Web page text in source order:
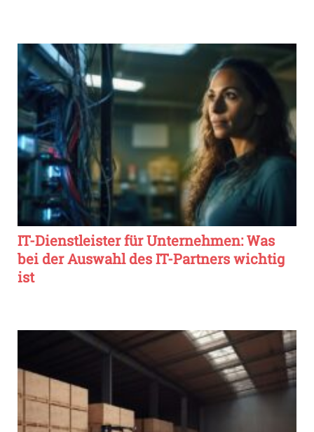
IT-Dienstleister für Unternehmen: Was
bei der Auswahl des IT-Partners wichtig
ist